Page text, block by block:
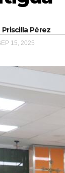
Priscilla Pérez
15, 2025